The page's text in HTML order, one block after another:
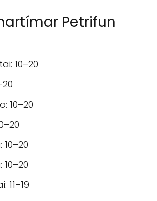
Petrifun
10–20
10–20
11–19